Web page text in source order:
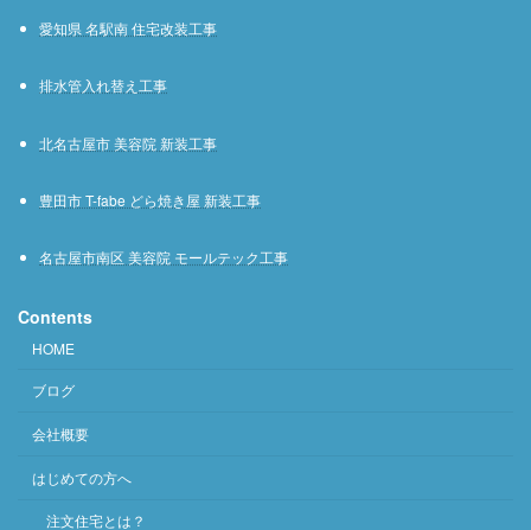
愛知県 名駅南 住宅改装工事
排水管入れ替え工事
北名古屋市 美容院 新装工事
豊田市 T-fabe どら焼き屋 新装工事
名古屋市南区 美容院 モールテック工事
Contents
HOME
ブログ
会社概要
はじめての方へ
注文住宅とは？